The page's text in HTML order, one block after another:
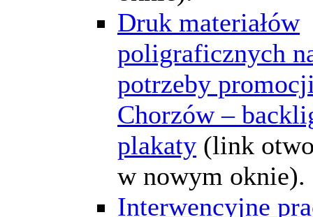
Druk materiałów
poligraficznych
potrzeby
Chorzów –
plakaty (link
w nowym oknie).
Interwencyjne